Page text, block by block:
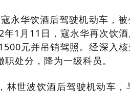
永华饮酒后驾驶机动车，被
1月11日，寇永华再次饮
元并吊销驾照。经深入
处分，降为一级科员。
林世波饮酒后驾驶机动车